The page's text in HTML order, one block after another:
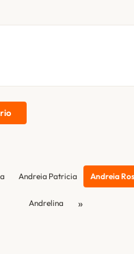
Andreia Patricia Andreia
Andrelina »